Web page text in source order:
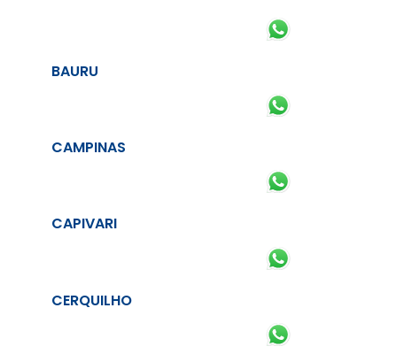
BAURU
CAMPINAS
CAPIVARI
CERQUILHO